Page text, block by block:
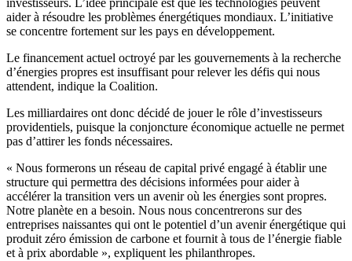
investisseurs. L’idée principale est que les technologies peuvent
aider à résoudre les problèmes énergétiques mondiaux. L’initiative
se concentre fortement sur les pays en développement.
Le financement actuel octroyé par les gouvernements à la recherche
d’énergies propres est insuffisant pour relever les défis qui nous
attendent, indique la Coalition.
Les milliardaires ont donc décidé de jouer le rôle d’investisseurs
providentiels, puisque la conjoncture économique actuelle ne permet
pas d’attirer les fonds nécessaires.
« Nous formerons un réseau de capital privé engagé à établir une
structure qui permettra des décisions informées pour aider à
accélérer la transition vers un avenir où les énergies sont propres.
Notre planète en a besoin. Nous nous concentrerons sur des
entreprises naissantes qui ont le potentiel d’un avenir énergétique qui
produit zéro émission de carbone et fournit à tous de l’énergie fiable
et à prix abordable », expliquent les philanthropes.